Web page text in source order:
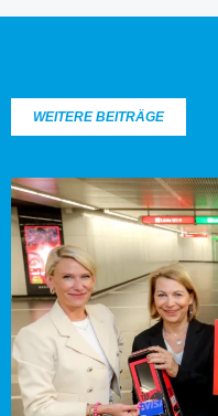
WEITERE BEITRÄGE